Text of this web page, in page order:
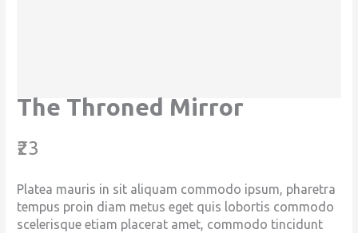
The Throned Mirror
N
w
₹23
Platea mauris in sit aliquam commodo ipsum, pharetra
tempus proin diam metus eget quis lobortis commodo
scelerisque etiam placerat amet, commodo tincidunt